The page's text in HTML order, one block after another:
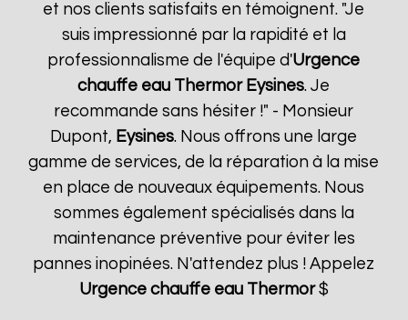
et nos clients satisfaits en témoignent. "Je
suis impressionné par la rapidité et la
professionnalisme de l'équipe d'Urgence
chauffe eau Thermor Eysines. Je
recommande sans hésiter !" - Monsieur
Dupont, Eysines. Nous offrons une large
gamme de services, de la réparation à la mise
en place de nouveaux équipements. Nous
sommes également spécialisés dans la
maintenance préventive pour éviter les
pannes inopinées. N'attendez plus ! Appelez
Urgence chauffe eau Thermor$